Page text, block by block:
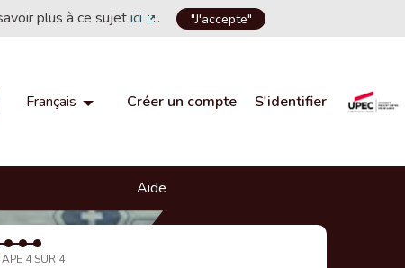
plus à ce sujetici
(Lien externe)
. "J'accepte"
Français Choisir la langueChoose language
Créer un compte S'identifier
Aide
4 SUR 4